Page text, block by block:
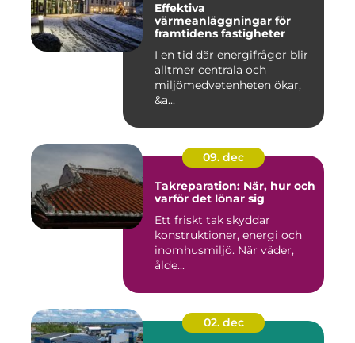
Effektiva
värmeanläggningar för
framtidens fastigheter
I en tid där energifrågor blir
alltmer centrala och
miljömedvetenheten ökar,
&a...
09. dec
Takreparation: När, hur och
varför det lönar sig
Ett friskt tak skyddar
konstruktioner, energi och
inomhusmiljö. När väder,
ålde...
02. dec